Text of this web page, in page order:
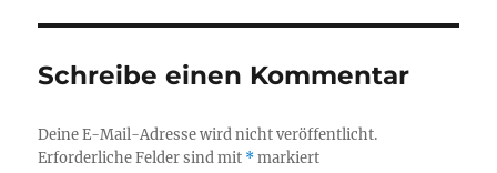
Schreibe einen Kommentar
Deine E-Mail-Adresse wird nicht veröffentlicht.
Erforderliche Felder sind mit *markiert